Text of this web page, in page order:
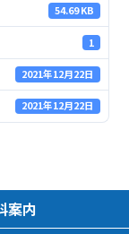
54.69 KB
1
2021年12月22日
2021年12月22日
案内